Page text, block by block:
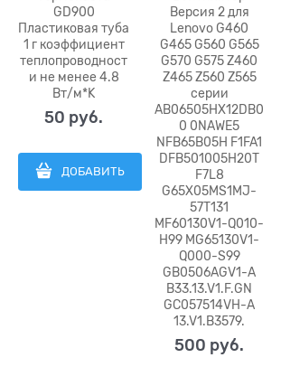
GD900
Пластиковая туба
1 г коэффициент
теплопроводност
и не менее 4.8
Вт/м*K
50 руб.
ДОБАВИТЬ
Версия 2 для
Lenovo G460
G465 G560 G565
G570 G575 Z460
Z465 Z560 Z565
серии
AB06505HX12DB0
0 0NAWE5
NFB65B05H F1FA1
DFB501005H20T
F7L8
G65X05MS1MJ-
57T131
MF60130V1-Q010-
H99 MG65130V1-
Q000-S99
GB0506AGV1-A
B33.13.V1.F.GN
GC057514VH-A
13.V1.B3579.
500 руб.